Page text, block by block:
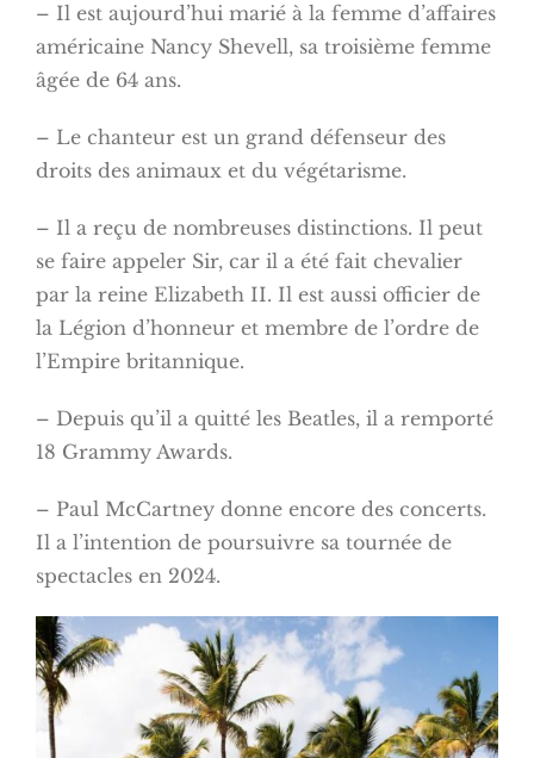
– Il est aujourd’hui marié à la femme d’affaires
américaine Nancy Shevell, sa troisième femme
âgée de 64 ans.
– Le chanteur est un grand défenseur des
droits des animaux et du végétarisme.
– Il a reçu de nombreuses distinctions. Il peut
se faire appeler Sir, car il a été fait chevalier
par la reine Elizabeth II. Il est aussi officier de
la Légion d’honneur et membre de l’ordre de
l’Empire britannique.
– Depuis qu’il a quitté les Beatles, il a remporté
18 Grammy Awards.
– Paul McCartney donne encore des concerts.
Il a l’intention de poursuivre sa tournée de
spectacles en 2024.